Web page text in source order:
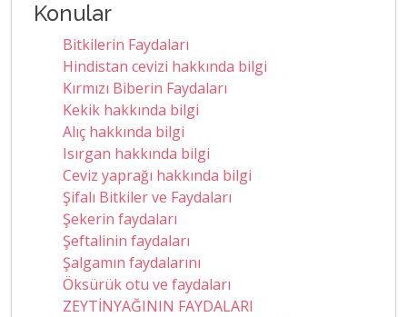
Konular
Bitkilerin Faydaları
Hindistan cevizi hakkında bilgi
Kırmızı Biberin Faydaları
Kekik hakkında bilgi
Alıç hakkında bilgi
Isırgan hakkında bilgi
Ceviz yaprağı hakkında bilgi
Şifalı Bitkiler ve Faydaları
Şekerin faydaları
Şeftalinin faydaları
Şalgamın faydalarını
Öksürük otu ve faydaları
ZEYTİNYAĞININ FAYDALARI